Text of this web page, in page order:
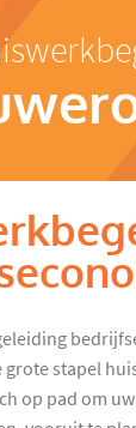
stapel
op pad om